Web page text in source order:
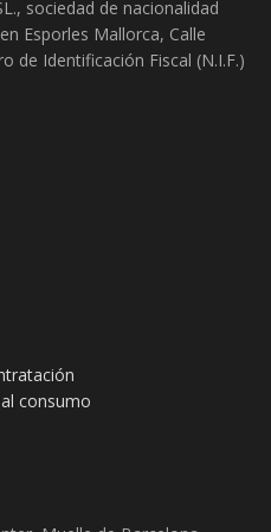
sociedad de nacionalidad
Esporles Mallorca, Calle
de Identificación Fiscal (N.I.F.)
consumo